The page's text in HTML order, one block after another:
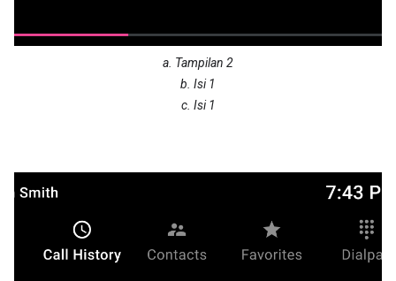
a. Tampilan 2
b. Isi 1
c. Isi 1